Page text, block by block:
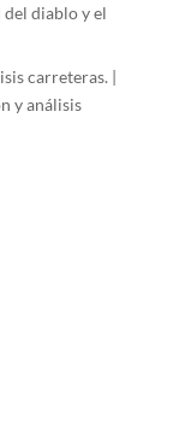
del diablo y el
carreteras. |
y análisis